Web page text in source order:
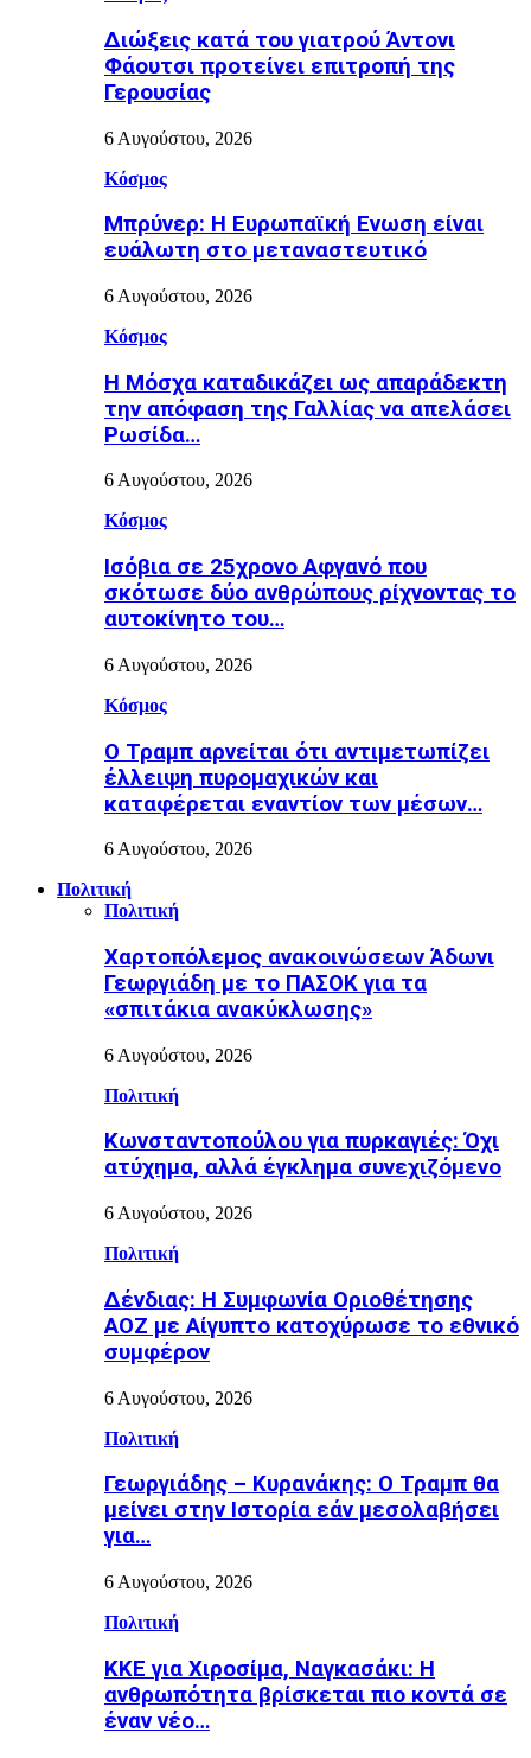
Διώξεις κατά του γιατρού Άντονι
Φάουτσι προτείνει επιτροπή της
Γερουσίας
6 Αυγούστου, 2026
Κόσμος
Μπρύνερ: Η Ευρωπαϊκή Ενωση είναι
ευάλωτη στο μεταναστευτικό
6 Αυγούστου, 2026
Κόσμος
Η Μόσχα καταδικάζει ως απαράδεκτη
την απόφαση της Γαλλίας να απελάσει
Ρωσίδα…
6 Αυγούστου, 2026
Κόσμος
Ισόβια σε 25χρονο Αφγανό που
σκότωσε δύο ανθρώπους ρίχνοντας το
αυτοκίνητο του…
6 Αυγούστου, 2026
Κόσμος
Ο Τραμπ αρνείται ότι αντιμετωπίζει
έλλειψη πυρομαχικών και
καταφέρεται εναντίον των μέσων…
6 Αυγούστου, 2026
Πολιτική
Πολιτική
Χαρτοπόλεμος ανακοινώσεων Άδωνι
Γεωργιάδη με το ΠΑΣΟΚ για τα
«σπιτάκια ανακύκλωσης»
6 Αυγούστου, 2026
Πολιτική
Κωνσταντοπούλου για πυρκαγιές: Όχι
ατύχημα, αλλά έγκλημα συνεχιζόμενο
6 Αυγούστου, 2026
Πολιτική
Δένδιας: Η Συμφωνία Οριοθέτησης
ΑΟΖ με Αίγυπτο κατοχύρωσε το εθνικό
συμφέρον
6 Αυγούστου, 2026
Πολιτική
Γεωργιάδης – Κυρανάκης: Ο Τραμπ θα
μείνει στην Ιστορία εάν μεσολαβήσει
για…
6 Αυγούστου, 2026
Πολιτική
ΚΚΕ για Χιροσίμα, Ναγκασάκι: Η
ανθρωπότητα βρίσκεται πιο κοντά σε
έναν νέο…